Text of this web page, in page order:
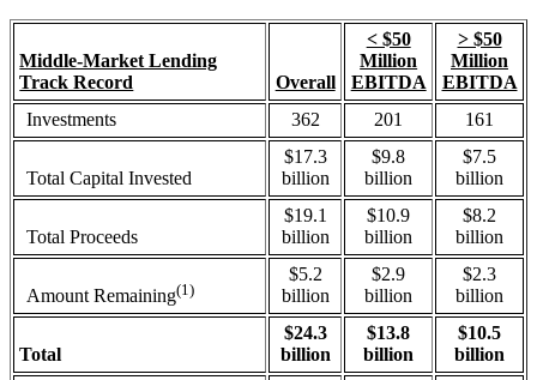
Middle-Market Lending
Track Record
Overall
< $50
Million
EBITDA
> $50
Million
EBITDA
Investments
362 201 161
Total Capital Invested
$17.3
billion
$9.8
billion
$7.5
billion
Total Proceeds
$19.1
billion
$10.9
billion
$8.2
billion
Amount Remaining(1)
$5.2
billion
$2.9
billion
$2.3
billion
Total
$24.3
billion
$13.8
billion
$10.5
billion